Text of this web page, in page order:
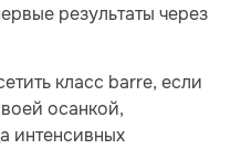
результаты через
класс barre, если
осанкой,
интенсивных